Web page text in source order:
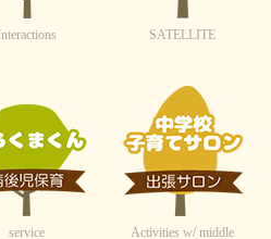
Interactions SATELLITE
service
Activities w/ middle